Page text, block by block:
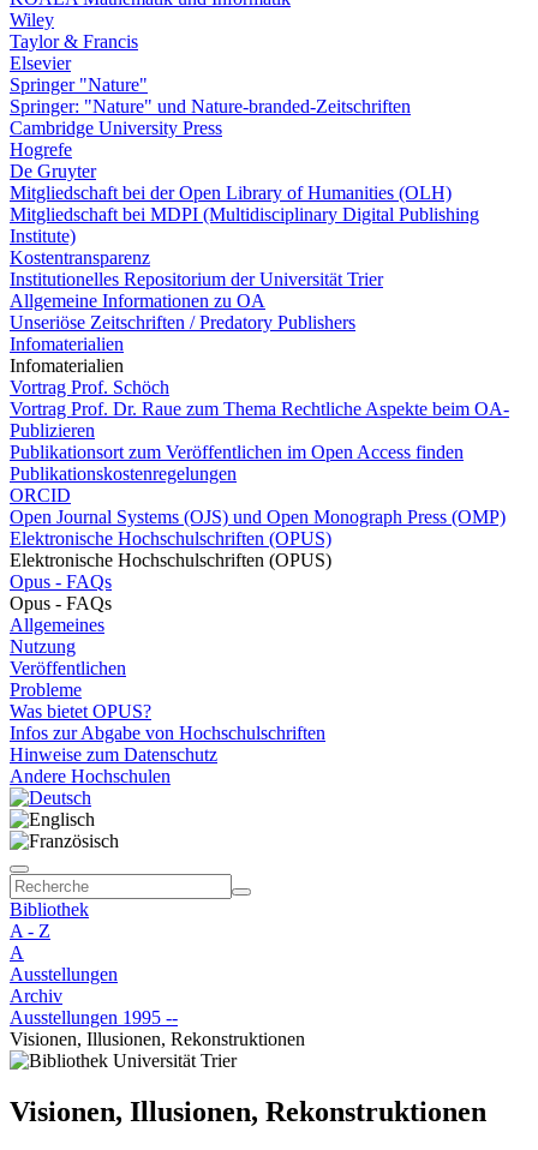
Wiley
Taylor & Francis
Elsevier
Springer "Nature"
Springer: "Nature" und Nature-branded-Zeitschriften
Cambridge University Press
Hogrefe
De Gruyter
Mitgliedschaft bei der Open Library of Humanities (OLH)
Mitgliedschaft bei MDPI (Multidisciplinary Digital Publishing
Institute)
Kostentransparenz
Institutionelles Repositorium der Universität Trier
Allgemeine Informationen zu OA
Unseriöse Zeitschriften / Predatory Publishers
Infomaterialien
Infomaterialien
Vortrag Prof. Schöch
Vortrag Prof. Dr. Raue zum Thema Rechtliche Aspekte beim OA-
Publizieren
Publikationsort zum Veröffentlichen im Open Access finden
Publikationskostenregelungen
ORCID
Open Journal Systems (OJS) und Open Monograph Press (OMP)
Elektronische Hochschulschriften (OPUS)
Elektronische Hochschulschriften (OPUS)
Opus - FAQs
Opus - FAQs
Allgemeines
Nutzung
Veröffentlichen
Probleme
Was bietet OPUS?
Infos zur Abgabe von Hochschulschriften
Hinweise zum Datenschutz
Andere Hochschulen
Bibliothek
A - Z
A
Ausstellungen
Archiv
Ausstellungen 1995 --
Visionen, Illusionen, Rekonstruktionen
Visionen, Illusionen, Rekonstruktionen